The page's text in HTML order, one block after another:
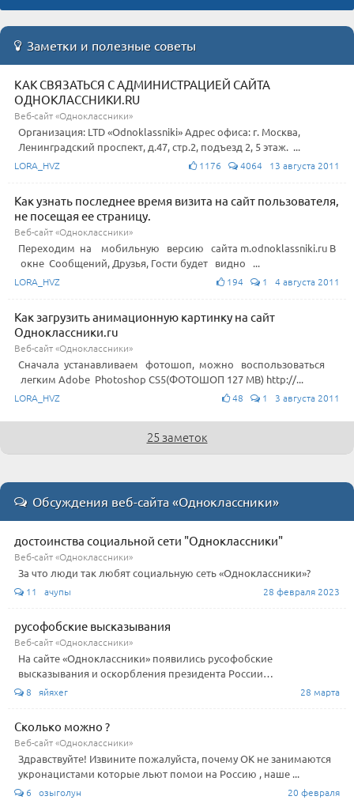
Заметки и полезные советы
КАК СВЯЗАТЬСЯ С АДМИНИСТРАЦИЕЙ САЙТА
ОДНОКЛАССНИКИ.RU
Веб-сайт «Одноклассники»
Организация: LTD «Odnoklassniki» Адрес офиса: г. Москва,
Ленинградский проспект, д.47, стр.2, подъезд 2, 5 этаж. ...
LORA_HVZ 1176 4064 13 августа 2011
Как узнать последнее время визита на сайт пользователя,
не посещая ее страницу.
Веб-сайт «Одноклассники»
Переходим на мобильную версию сайта m.odnoklassniki.ru В
окне Сообщений, Друзья, Гости будет видно ...
LORA_HVZ 194 1 4 августа 2011
Как загрузить анимационную картинку на сайт
Одноклассники.ru
Веб-сайт «Одноклассники»
Сначала устанавливаем фотошоп, можно воспользоваться
легким Adobe Photoshop CS5(ФОТОШОП 127 МВ) http://...
LORA_HVZ 48 1 3 августа 2011
25 заметок
Обсуждения веб-сайта «Одноклассники»
достоинства социальной сети "Одноклассники"
Веб-сайт «Одноклассники»
За что люди так любят социальную сеть «Одноклассники»?
11 ачупы 28 февраля 2023
русофобские высказывания
Веб-сайт «Одноклассники»
На сайте «Одноклассники» появились русофобские
высказывания и оскорбления президента России…
8 яйяхег 28 марта
Сколько можно ?
Веб-сайт «Одноклассники»
Здравствуйте! Извините пожалуйста, почему ОК не занимаются
укронацистами которые льют помои на Россию , наше ...
6 озыголун 20 февраля